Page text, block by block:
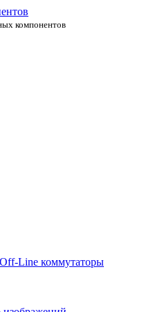
компонентов
Line коммутаторы